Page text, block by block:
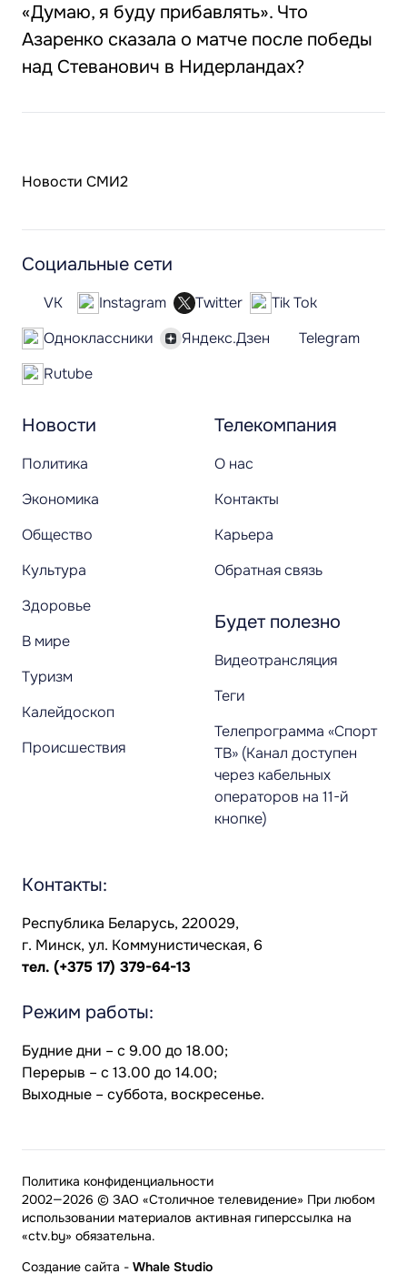
«Думаю, я буду прибавлять». Что
Азаренко сказала о матче после победы
над Стеванович в Нидерландах?
Новости СМИ2
Новости
Политика
Экономика
Общество
Культура
Здоровье
В мире
Туризм
Калейдоскоп
Происшествия
Телекомпания
О нас
Контакты
Карьера
Обратная связь
Будет полезно
Видеотрансляция
Теги
Телепрограмма «Спорт
ТВ» (Канал доступен
через кабельных
операторов на 11-й
кнопке)
Социальные сети
VK Instagram Twitter
Tik Tok
Одноклассники
Яндекс.Дзен
Telegram
Rutube
Контакты:
Республика Беларусь, 220029,
г. Минск, ул. Коммунистическая, 6
тел. (+375 17) 379-64-13
Режим работы:
Будние дни – с 9.00 до 18.00;
Перерыв – с 13.00 до 14.00;
Выходные – суббота, воскресенье.
2002—2026 © ЗАО «Столичное телевидение» При любом
использовании материалов активная гиперссылка на
«ctv.by» обязательна.
Политика конфиденциальности
Создание сайта - Whale Studio